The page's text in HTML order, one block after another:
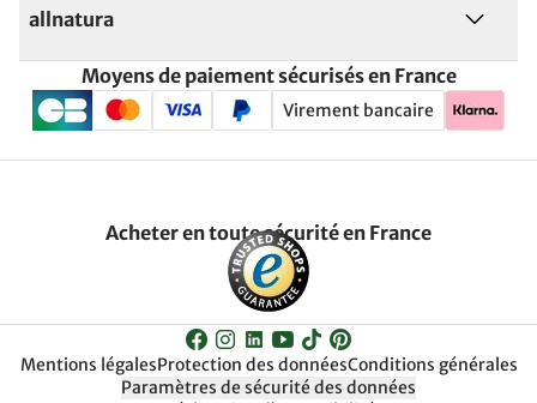
allnatura
Moyens de paiement sécurisés en France
Virement bancaire
Acheter en toute sécurité en France
Mentions légalesProtection des donnéesConditions générales
Paramètres de sécurité des données